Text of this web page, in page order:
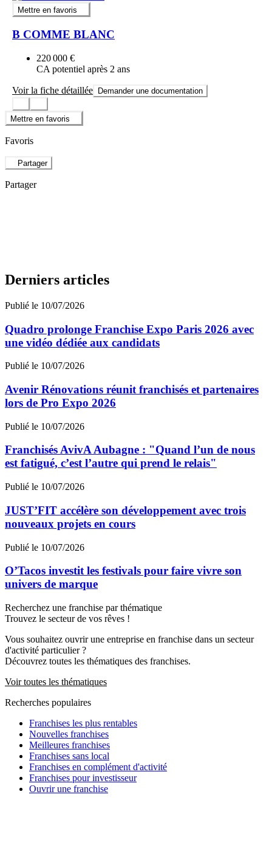
Mettre en favoris
B COMME BLANC
220 000 €
CA potentiel après 2 ans
Voir la fiche détaillée Demander une documentation
Mettre en favoris
Favoris
Partager
Partager
Derniers articles
Publié le 10/07/2026
Quadro prolonge Franchise Expo Paris 2026 avec
une vidéo dédiée aux candidats
Publié le 10/07/2026
Avenir Rénovations réunit franchisés et partenaires
lors de Pro Expo 2026
Publié le 10/07/2026
Franchisés AvivA Aubagne : "Quand l’un de nous
est fatigué, c’est l’autre qui prend le relais"
Publié le 10/07/2026
JUST’FIT accélère son développement avec trois
nouveaux projets en cours
Publié le 10/07/2026
O’Tacos investit les festivals pour faire vivre son
univers de marque
Recherchez une franchise par thématique
Trouvez le secteur de vos rêves !
Vous souhaitez ouvrir une entreprise en franchise dans un secteur
d'activité particulier ?
Découvrez toutes les thématiques des franchises.
Voir toutes les thématiques
Recherches populaires
Franchises les plus rentables
Nouvelles franchises
Meilleures franchises
Franchises sans local
Franchises en complément d'activité
Franchises pour investisseur
Ouvrir une franchise